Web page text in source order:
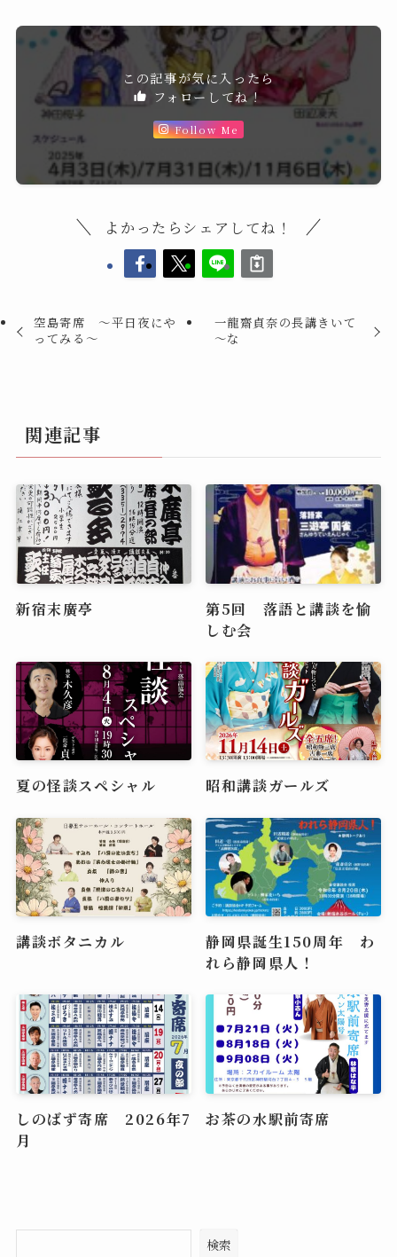
この記事が気に入ったら
フォローしてね！
Follow Me
よかったらシェアしてね！
空島寄席 〜平日夜にや
ってみる〜
一龍齋貞奈の長講きいて
～な
関連記事
新宿末廣亭
第5回 落語と講談を愉
しむ会
夏の怪談スペシャル 昭和講談ガールズ
講談ボタニカル
静岡県誕生150周年 わ
れら静岡県人！
しのばず寄席 2026年7
月
お茶の水駅前寄席
検索